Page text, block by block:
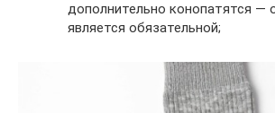
дополнительно конопатятся —
является обязательной;